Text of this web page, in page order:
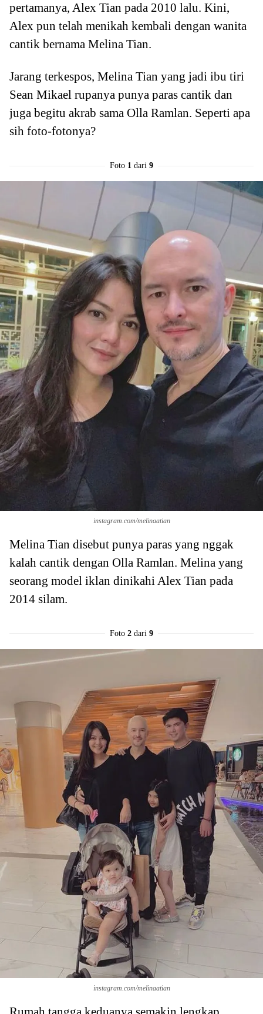
pertamanya, Alex Tian pada 2010 lalu. Kini,
Alex pun telah menikah kembali dengan wanita
cantik bernama Melina Tian.
Jarang terkespos, Melina Tian yang jadi ibu tiri
Sean Mikael rupanya punya paras cantik dan
juga begitu akrab sama Olla Ramlan. Seperti apa
sih foto-fotonya?
Foto 1 dari 9
instagram.com/melinaatian
Melina Tian disebut punya paras yang nggak
kalah cantik dengan Olla Ramlan. Melina yang
seorang model iklan dinikahi Alex Tian pada
2014 silam.
Foto 2 dari 9
instagram.com/melinaatian